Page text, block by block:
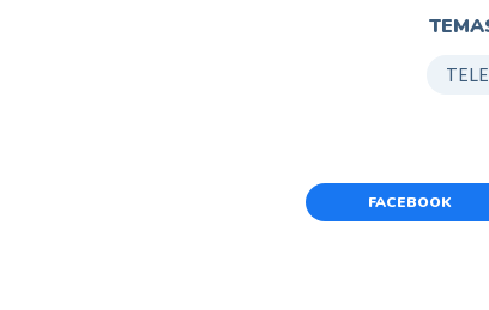
FACEBOOK